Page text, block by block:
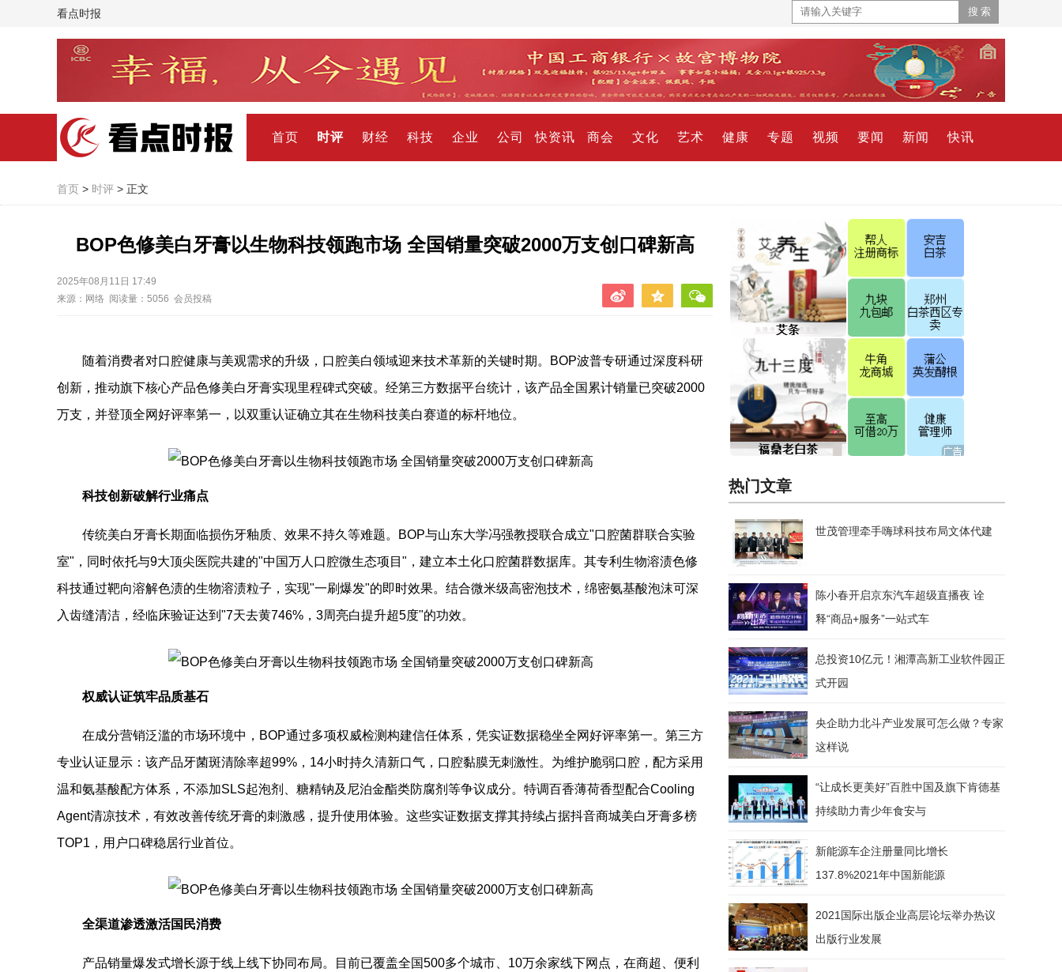
看点时报
首页 时评 财经 科技 企业 公司 快资讯 商会 文化 艺术 健康 专题 视频 要闻 新闻 快讯
首页 > 时评 > 正文
BOP色修美白牙膏以生物科技领跑市场 全国销量突破2000万支创口碑新高
2025年08月11日 17:49
来源：网络 阅读量：5056 会员投稿
随着消费者对口腔健康与美观需求的升级，口腔美白领域迎来技术革新的关键时期。BOP波普专研通过深度科研
创新，推动旗下核心产品色修美白牙膏实现里程碑式突破。经第三方数据平台统计，该产品全国累计销量已突破2000
万支，并登顶全网好评率第一，以双重认证确立其在生物科技美白赛道的标杆地位。
科技创新破解行业痛点
传统美白牙膏长期面临损伤牙釉质、效果不持久等难题。BOP与山东大学冯强教授联合成立"口腔菌群联合实验
室"，同时依托与9大顶尖医院共建的"中国万人口腔微生态项目"，建立本土化口腔菌群数据库。其专利生物溶渍色修
科技通过靶向溶解色渍的生物溶渍粒子，实现"一刷爆发"的即时效果。结合微米级高密泡技术，绵密氨基酸泡沫可深
入齿缝清洁，经临床验证达到"7天去黄746%，3周亮白提升超5度"的功效。
权威认证筑牢品质基石
在成分营销泛滥的市场环境中，BOP通过多项权威检测构建信任体系，凭实证数据稳坐全网好评率第一。第三方
专业认证显示：该产品牙菌斑清除率超99%，14小时持久清新口气，口腔黏膜无刺激性。为维护脆弱口腔，配方采用
温和氨基酸配方体系，不添加SLS起泡剂、糖精钠及尼泊金酯类防腐剂等争议成分。特调百香薄荷香型配合Cooling
Agent清凉技术，有效改善传统牙膏的刺激感，提升使用体验。这些实证数据支撑其持续占据抖音商城美白牙膏多榜
TOP1，用户口碑稳居行业首位。
全渠道渗透激活国民消费
产品销量爆发式增长源于线上线下协同布局。目前已覆盖全国500多个城市、10万余家线下网点，在商超、便利
热门文章
世茂管理牵手嗨球科技布局文体代建
陈小春开启京东汽车超级直播夜 诠
释“商品+服务”一站式车
总投资10亿元！湘潭高新工业软件园正
式开园
央企助力北斗产业发展可怎么做？专家
这样说
“让成长更美好”百胜中国及旗下肯德基
持续助力青少年食安与
新能源车企注册量同比增长
137.8%2021年中国新能源
2021国际出版企业高层论坛举办热议
出版行业发展